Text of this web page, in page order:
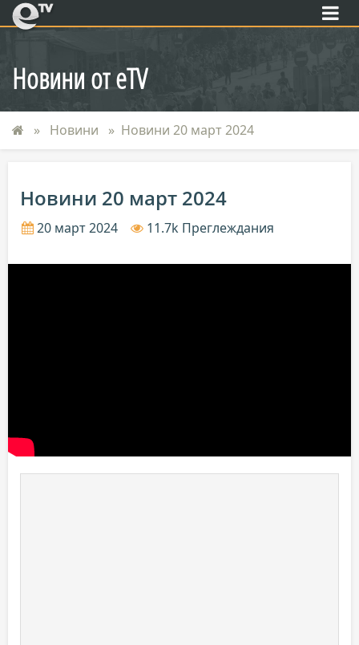
eTV
Новини от eTV
Новини Новини 20 март 2024
Новини 20 март 2024
20 март 2024 11.7k Преглеждания